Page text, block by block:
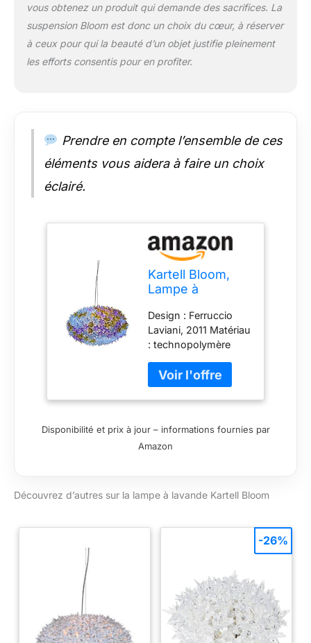
vous obtenez un produit qui demande des sacrifices. La
suspension Bloom est donc un choix du cœur, à réserver
à ceux pour qui la beauté d’un objet justifie pleinement
les efforts consentis pour en profiter.
Prendre en compte l’ensemble de ces
éléments vous aidera à faire un choix
éclairé.
Kartell Bloom,
Lampe à
Moyenne,
Lavande
Design : Ferruccio
Laviani, 2011 Matériau
: technopolymère
thermoplastique
transparent ou de
couleur de masse
÷ 235 cm IP20 ; 220
- 240 V ; G9 2700°K
Disponibilité et prix à jour – informations fournies par
Amazon
Découvrez d’autres sur la lampe à lavande Kartell Bloom
-26%